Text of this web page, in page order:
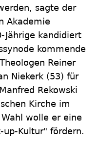
sagte der
Akademie
Jährige kandidiert
kommende
Reiner
Niekerk (53) für
Rekowski
Kirche im
wolle er eine
up-Kultur" fördern.